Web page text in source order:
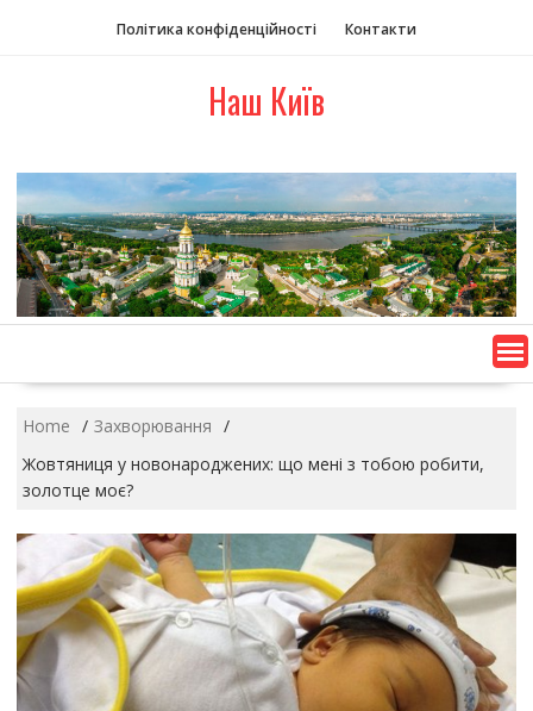
t
Політика конфіденційності Контакти
Наш Київ
Home
Захворювання
Жовтяниця у новонароджених: що мені з тобою робити,
золотце моє?